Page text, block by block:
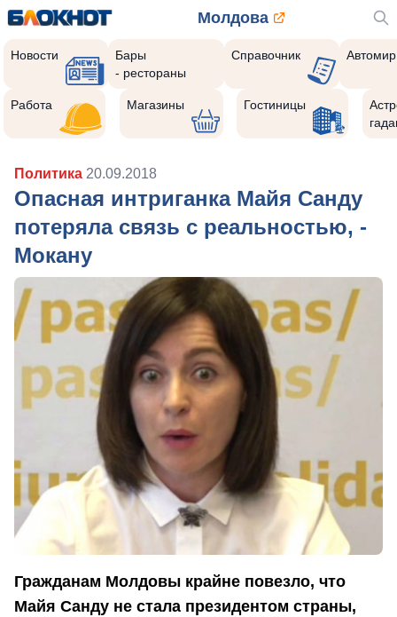
Молдова
Новости
Бары
- рестораны
Справочник Автомир
Работа Магазины Гостиницы
Политика 20.09.2018
Опасная интриганка Майя Санду
потеряла связь с реальностью, -
Мокану
Гражданам Молдовы крайне повезло, что
Майя Санду не стала президентом страны,